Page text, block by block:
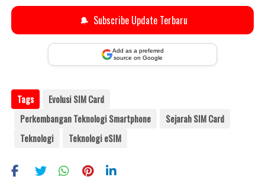
🔔 Subscribe Update Terbaru
Add as a preferred
source on Google
Tags
Evolusi SIM Card
Perkembangan Teknologi Smartphone
Sejarah SIM Card
Teknologi
Teknologi eSIM